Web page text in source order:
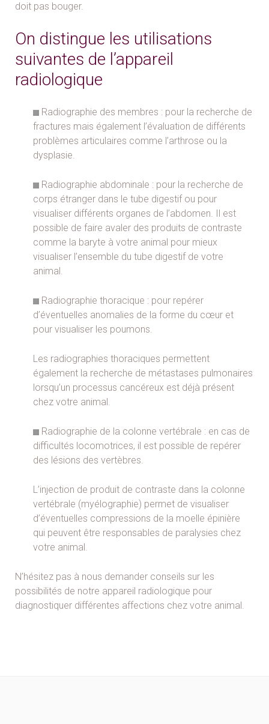
doit pas bouger.
On distingue les utilisations
suivantes de l’appareil
radiologique
Radiographie des membres : pour la recherche de
fractures mais également l’évaluation de différents
problèmes articulaires comme l’arthrose ou la
dysplasie.
Radiographie abdominale : pour la recherche de
corps étranger dans le tube digestif ou pour
visualiser différents organes de l’abdomen. Il est
possible de faire avaler des produits de contraste
comme la baryte à votre animal pour mieux
visualiser l’ensemble du tube digestif de votre
animal.
Radiographie thoracique : pour repérer
d’éventuelles anomalies de la forme du cœur et
pour visualiser les poumons.
Les radiographies thoraciques permettent
également la recherche de métastases pulmonaires
lorsqu’un processus cancéreux est déjà présent
chez votre animal.
Radiographie de la colonne vertébrale : en cas de
difficultés locomotrices, il est possible de repérer
des lésions des vertèbres.
L’injection de produit de contraste dans la colonne
vertébrale (myélographie) permet de visualiser
d’éventuelles compressions de la moelle épinière
qui peuvent être responsables de paralysies chez
votre animal.
N’hésitez pas à nous demander conseils sur les
possibilités de notre appareil radiologique pour
diagnostiquer différentes affections chez votre animal.